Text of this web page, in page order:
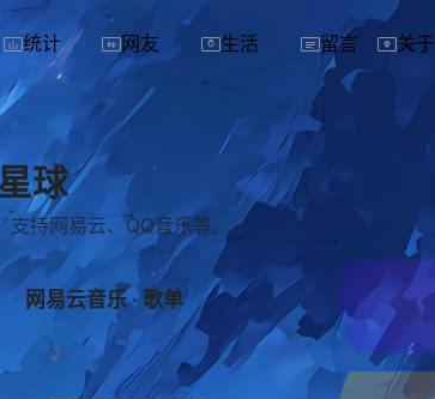
统计 网友 生活 留言 关于
球
支持网易云、QQ音乐等。
网易云音乐 · 歌单